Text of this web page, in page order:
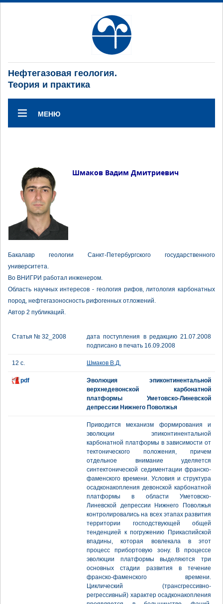
Нефтегазовая геология.
Теория и практика
МЕНЮ
Шмаков Вадим Дмитриевич
Бакалавр геологии Санкт-Петербургского государственного
университета.
Во ВНИГРИ работал инженером.
Область научных интересов - геология рифов, литология карбонатных
пород, нефтегазоносность рифогенных отложений.
Автор 2 публикаций.
Статья № 32_2008
дата поступления в редакцию 21.07.2008
подписано в печать 16.09.2008
12 с. Шмаков В.Д.
pdf
Эволюция эпиконтинентальной
верхнедевонской карбонатной
платформы Уметовско-Линевской
депрессии Нижнего Поволжья
Приводится механизм формирования и
эволюции эпиконтинентальной
карбонатной платформы в зависимости от
тектонического положения, причем
отдельное внимание уделяется
синтектонической седиментации франско-
фаменского времени. Условия и структура
осадконакопления девонской карбонатной
платформы в области Уметовско-
Линевской депрессии Нижнего Поволжья
контролировались на всех этапах развития
территории господствующей общей
тенденцией к погружению Прикаспийской
впадины, которая вовлекала в этот
процесс прибортовую зону. В процессе
эволюции платформы выделяются три
основных стадии развития в течение
франско-фаменского времени.
Циклический (трансгрессивно-
регрессивный) характер осадконакопления